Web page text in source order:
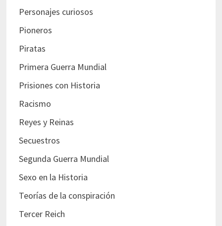
Personajes curiosos
Pioneros
Piratas
Primera Guerra Mundial
Prisiones con Historia
Racismo
Reyes y Reinas
Secuestros
Segunda Guerra Mundial
Sexo en la Historia
Teorías de la conspiración
Tercer Reich